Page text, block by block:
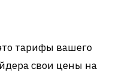
тарифы вашего
свои цены на